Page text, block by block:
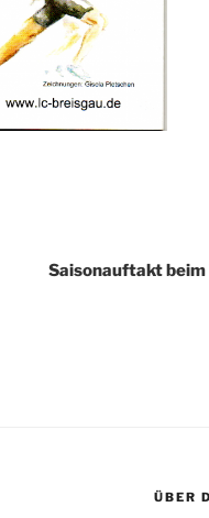
Saisonauftakt
ÜBER